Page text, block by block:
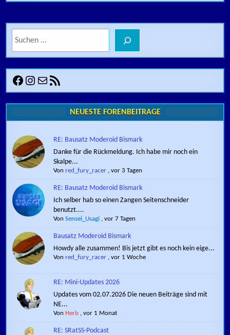
Facebook
Instagram
E-MailRSS-Feed
NEUESTE FORENBEITRÄGE
RE: Bausatz Moderoid Bismark
Danke für die Rückmeldung. Ich habe mir noch ein
Skalpe...
Vonred_fury_racer ,vor 3 Tagen
RE: Bausatz Moderoid Bismark
Ich selber hab so einen Zangen Seitenschneider
benutzt....
VonSensei_Usagi ,vor 7 Tagen
Bausatz Moderoid Bismark
Howdy alle zusammen! Bis jetzt gibt es noch kein eige...
Vonred_fury_racer ,vor 1 Woche
RE: Mini-Updates 2026
Updates vom 02.07.2026 Die neuen Beiträge sind mit
NE...
Von Herb ,vor 1 Monat
RE: SRatSS-Podcast